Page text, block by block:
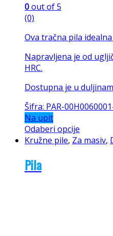
0out of 5
(0)
Ova tračna pila
Napravljena je od
HRC.
Dostupna je u
Šifra: PAR-
Na upit
Odaberi opcije
Kružne pile, Za masiv,
Pila